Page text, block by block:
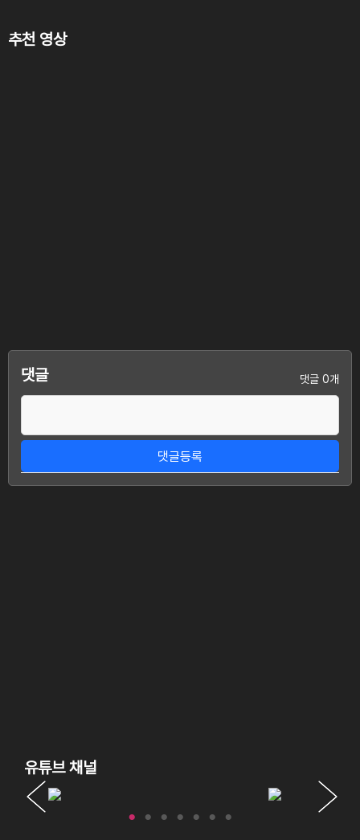
추천 영상
댓글 댓글 0개
댓글등록
유튜브 채널